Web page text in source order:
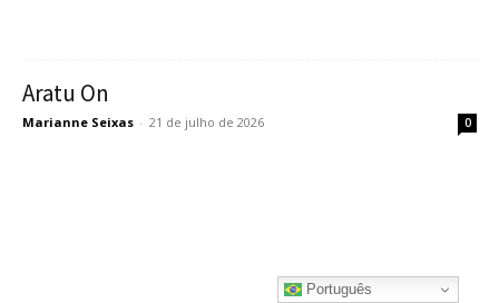
Aratu On
Marianne Seixas - 21 de julho de 2026 0
Português